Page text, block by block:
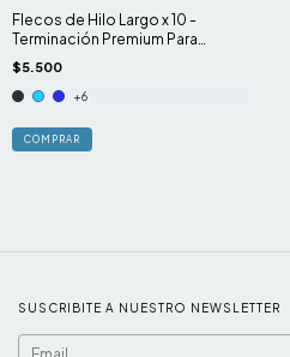
Flecos de Hilo Largo x 10 -
Terminación Premium Para
Llaveros y Aros
$5.500
+6
COMPRAR
SUSCRIBITE A NUESTRO NEWSLETTER